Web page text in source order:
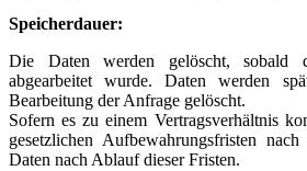
Speicherdauer:
Die Daten werden gelöscht, sobald
abgearbeitet wurde. Daten werden
Bearbeitung der Anfrage gelöscht.
Sofern es zu einem Vertragsverhältnis
gesetzlichen Aufbewahrungsfristen
Daten nach Ablauf dieser Fristen.